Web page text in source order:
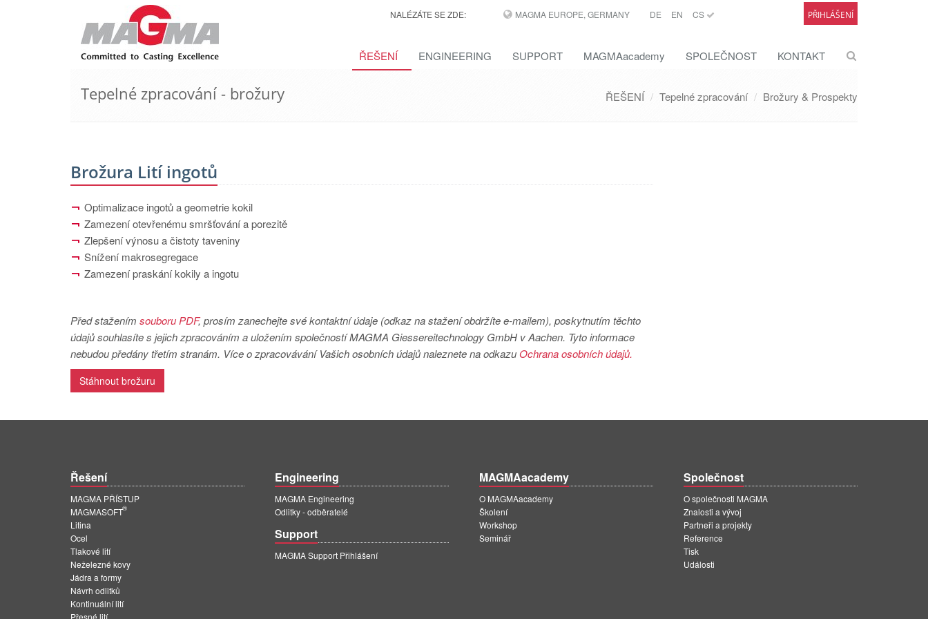
NALÉZÁTE SE ZDE: MAGMA EUROPE, GERMANY DE EN CS PŘIHLÁŠENÍ
ŘEŠENÍ ENGINEERING SUPPORT MAGMAacademy SPOLEČNOST KONTAKT
Tepelné zpracování - brožury ŘEŠENÍ Tepelné zpracování Brožury & Prospekty
Brožura Lití ingotů
Optimalizace ingotů a geometrie kokil
Zamezení otevřenému smršťování a porezitě
Zlepšení výnosu a čistoty taveniny
Snížení makrosegregace
Zamezení praskání kokily a ingotu
Před stažením souboru PDF, prosím zanechejte své kontaktní údaje (odkaz na stažení obdržíte e-mailem), poskytnutím těchto
údajů souhlasíte s jejich zpracováním a uložením společností MAGMA Giessereitechnology GmbH v Aachen. Tyto informace
nebudou předány třetím stranám. Více o zpracovávání Vašich osobních údajů naleznete na odkazu Ochrana osobních údajů.
Stáhnout brožuru
Řešení
MAGMA PŘÍSTUP
MAGMASOFT
®
Litina
Ocel
Tlakové lití
Neželezné kovy
Jádra a formy
Návrh odlitků
Kontinuální lití
Přesné lití
Engineering
MAGMA Engineering
Odlitky - odběratelé
Support
MAGMA Support Přihlášení
MAGMAacademy
O MAGMAacademy
Školení
Workshop
Seminář
Společnost
O společnosti MAGMA
Znalosti a vývoj
Partneři a projekty
Reference
Tisk
Události